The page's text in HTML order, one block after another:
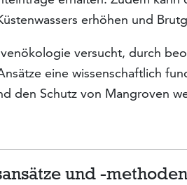
erhöhen und
versucht, durch
eine wissenschaftlich
den Schutz von Mangroven
und -